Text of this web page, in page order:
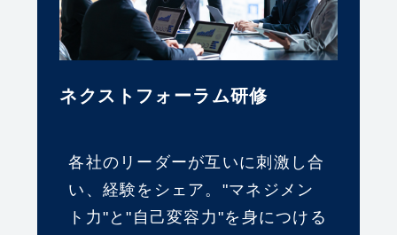
ネクストフォーラム研修
各社のリーダーが互いに刺激し合
い、経験をシェア。"マネジメン
ト力"と"自己変容力"を身につける